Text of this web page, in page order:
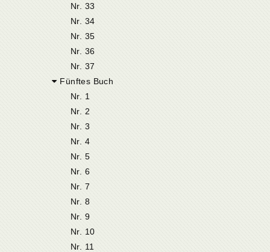
Nr. 33
Nr. 34
Nr. 35
Nr. 36
Nr. 37
Fünftes Buch
Nr. 1
Nr. 2
Nr. 3
Nr. 4
Nr. 5
Nr. 6
Nr. 7
Nr. 8
Nr. 9
Nr. 10
Nr. 11